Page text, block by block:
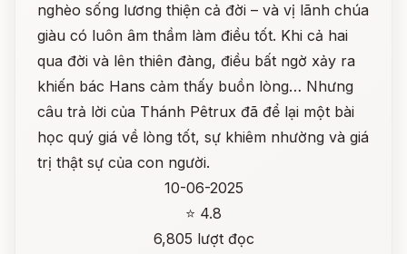
nghèo sống lương thiện cả đời – và vị lãnh chúa
giàu có luôn âm thầm làm điều tốt. Khi cả hai
qua đời và lên thiên đàng, điều bất ngờ xảy ra
khiến bác Hans cảm thấy buồn lòng… Nhưng
câu trả lời của Thánh Pêtrux đã để lại một bài
học quý giá về lòng tốt, sự khiêm nhường và giá
trị thật sự của con người.
10-06-2025
⭐ 4.8
6,805 lượt đọc